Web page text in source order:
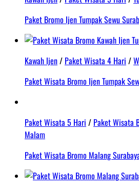
Paket Bromo Ijen Tumpak Sewu
Kawah Ijen/ Paket Wisata 4 Hari /
Paket Wisata Bromo Ijen Tumpak
Paket Wisata 5 Hari / Paket Wisata
Malam
Paket Wisata Bromo Malang